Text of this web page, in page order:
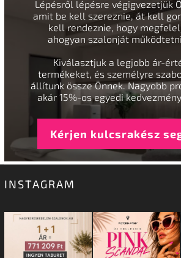
Lépésről lépésre végigvezetjük
amit be kell szereznie, át kell
kell rendeznie, hogy
ahogyan szalonját
Kiválasztjuk a legjobb ár-
termékeket, és személyre
állítunk össze Önnek. Nagyobb
akár 15%-os egyedi
Kérjen kulcsrakész
INSTAGRAM